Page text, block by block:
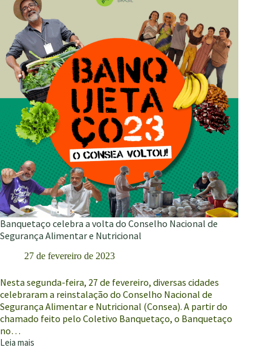
justiça,
equidade
igualdade.
Acredito
em
direitos
humanos,
deveres
direitos
iguais
para
todos.”
Makota
Valdina
Banquetaço celebra a volta do Conselho Nacional de
Segurança Alimentar e Nutricional
27 de fevereiro de 2023
Nesta segunda-feira, 27 de fevereiro, diversas cidades
celebraram a reinstalação do Conselho Nacional de
Segurança Alimentar e Nutricional (Consea). A partir do
chamado feito pelo Coletivo Banquetaço, o Banquetaço
no…
Leia mais
Banquetaço